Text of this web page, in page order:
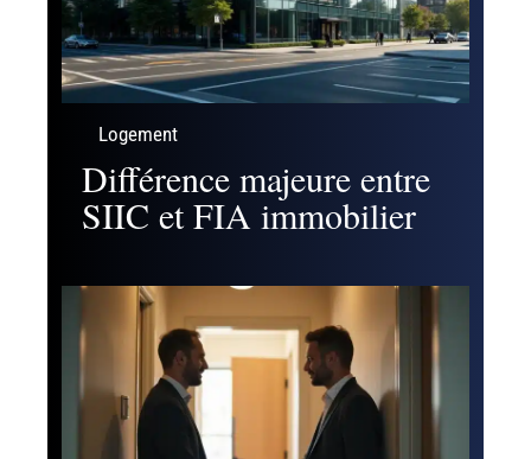
Logement
Différence majeure entre
SIIC et FIA immobilier